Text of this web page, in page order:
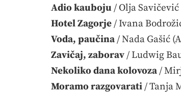
Adio kauboju/ Olja
Hotel Zagorje/ Ivana
Voda, paučina/ Nada Gašić
Zavičaj, zaborav/ Ludwig
Nekoliko dana kolovoza/
Moramo razgovarati/ Tanja